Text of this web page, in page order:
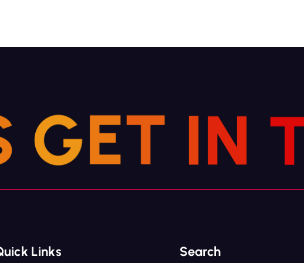
GET IN
Links Search